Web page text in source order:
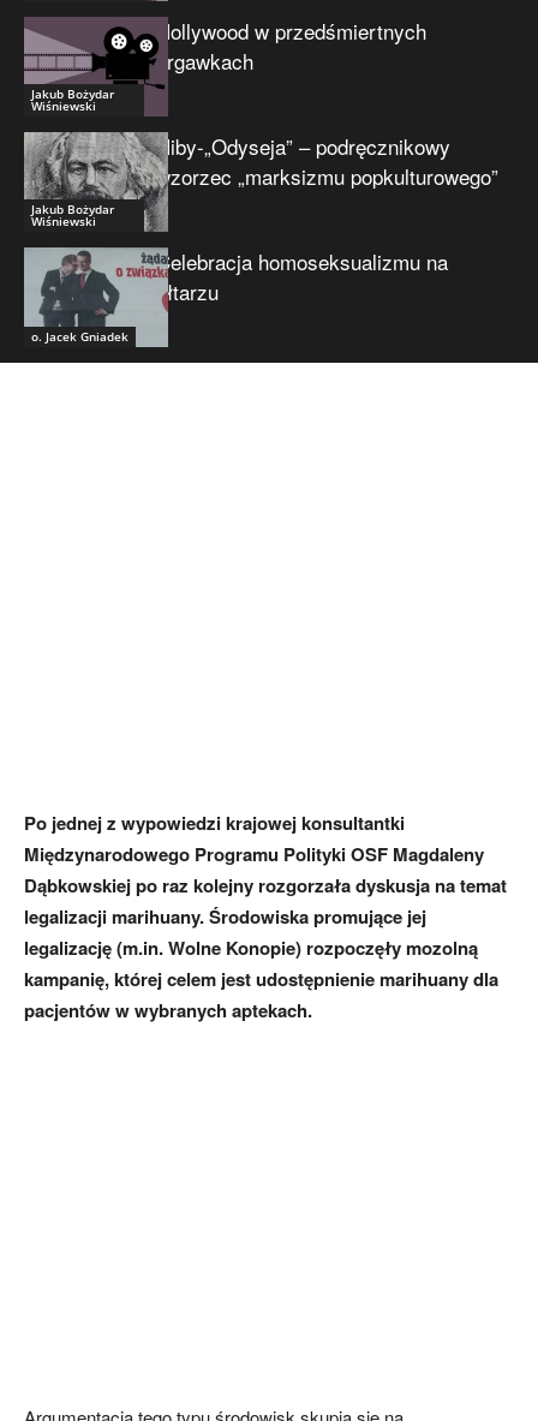
Jakub Bożydar
Wiśniewski
Hollywood w przedśmiertnych
drgawkach
Jakub Bożydar
Wiśniewski
Niby-„Odyseja” – podręcznikowy
wzorzec „marksizmu popkulturowego”
o. Jacek Gniadek
Celebracja homoseksualizmu na
ołtarzu
Po jednej z wypowiedzi krajowej konsultantki
Międzynarodowego Programu Polityki OSF Magdaleny
Dąbkowskiej po raz kolejny rozgorzała dyskusja na temat
legalizacji marihuany. Środowiska promujące jej
legalizację (m.in. Wolne Konopie) rozpoczęły mozolną
kampanię, której celem jest udostępnienie marihuany dla
pacjentów w wybranych aptekach.